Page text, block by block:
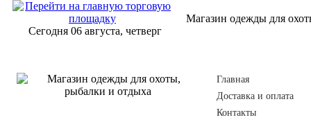
Сегодня 06 августа, четверг
Магазин одежды для
Главная
Доставка и оплата
Контакты